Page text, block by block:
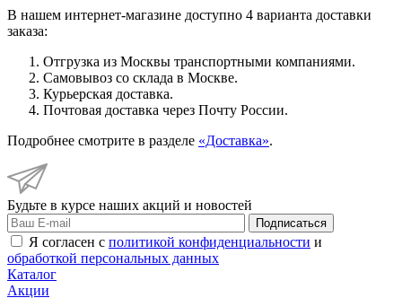
В нашем интернет-магазине доступно 4 варианта доставки
заказа:
Отгрузка из Москвы транспортными компаниями.
Самовывоз со склада в Москве.
Курьерская доставка.
Почтовая доставка через Почту России.
Подробнее смотрите в разделе «Доставка».
Будьте в курсе наших акций и новостей
Подписаться
Я согласен с политикой конфиденциальности и
обработкой персональных данных
Каталог
Акции